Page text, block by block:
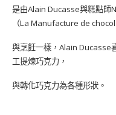
是由Alain Ducasse與糕點師
（La Manufacture de
與烹飪一樣，Alain Ducasse
工提煉巧克力，
與轉化巧克力為各種形狀。